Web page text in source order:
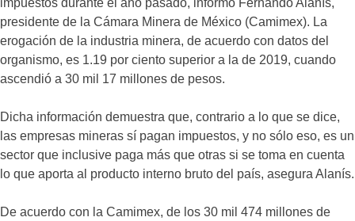
impuestos durante el año pasado, informó Fernando Alanís,
presidente de la Cámara Minera de México (Camimex). La
erogación de la industria minera, de acuerdo con datos del
organismo, es 1.19 por ciento superior a la de 2019, cuando
ascendió a 30 mil 17 millones de pesos.
Dicha información demuestra que, contrario a lo que se dice,
las empresas mineras sí pagan impuestos, y no sólo eso, es un
sector que inclusive paga más que otras si se toma en cuenta
lo que aporta al producto interno bruto del país, asegura Alanís.
De acuerdo con la Camimex, de los 30 mil 474 millones de